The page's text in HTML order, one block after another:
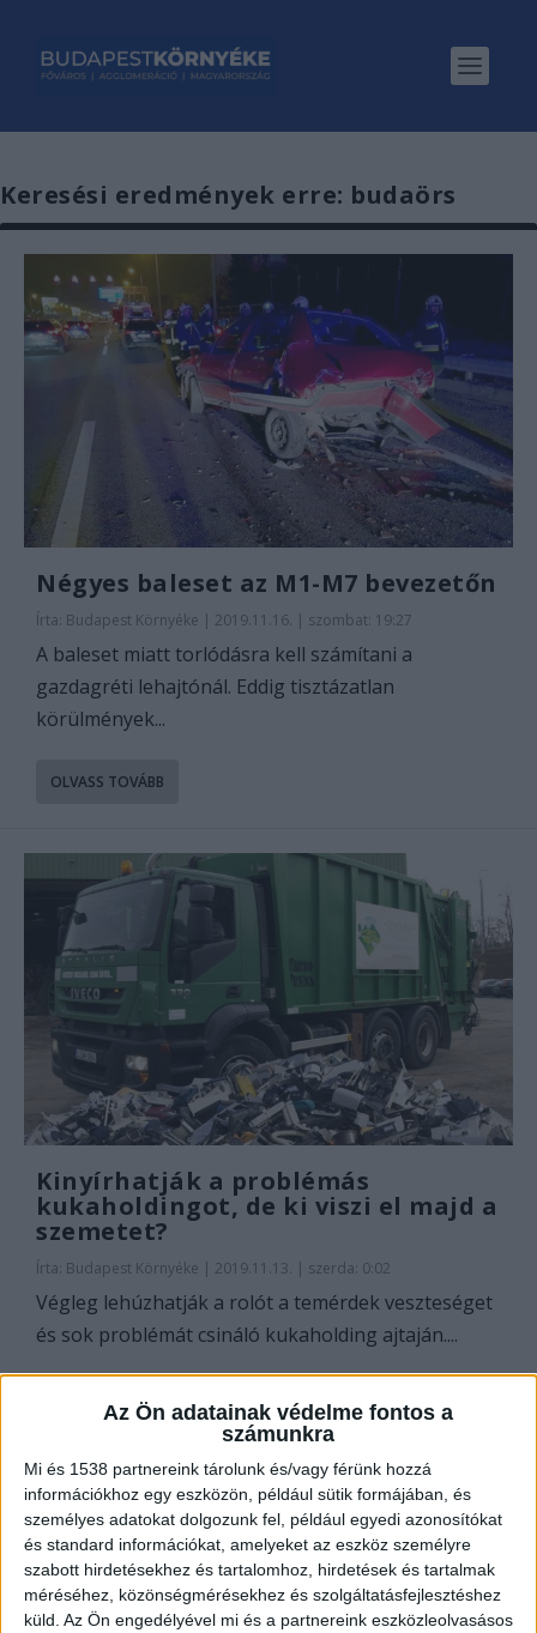
Az Ön adatainak védelme fontos a
számunkra
Mi és 1538 partnereink tárolunk és/vagy férünk hozzá
információkhoz egy eszközön, például sütik formájában, és
személyes adatokat dolgozunk fel, például egyedi azonosítókat
és standard információkat, amelyeket az eszköz személyre
szabott hirdetésekhez és tartalomhoz, hirdetések és tartalmak
méréséhez, közönségmérésekhez és szolgáltatásfejlesztéshez
küld. Az Ön engedélyével mi és a partnereink eszközleolvasásos
Keresési eredmények erre: budaörs
Négyes baleset az M1-M7 bevezetőn
Írta: Budapest Környéke | 2019.11.16. | szombat: 19:27
A baleset miatt torlódásra kell számítani a
gazdagréti lehajtónál. Eddig tisztázatlan
körülmények...
OLVASS TOVÁBB
Kinyírhatják a problémás
kukaholdingot, de ki viszi el majd a
szemetet?
Írta: Budapest Környéke | 2019.11.13. | szerda: 0:02
Végleg lehúzhatják a rolót a temérdek veszteséget
és sok problémát csináló kukaholding ajtaján....
OLVASS TOVÁBB